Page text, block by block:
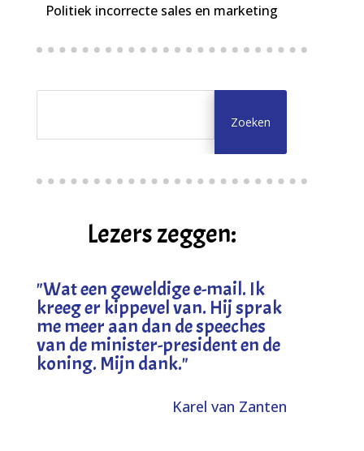
Politiek incorrecte sales en marketing
Lezers zeggen:
"Wat een geweldige e-mail. Ik
kreeg er kippevel van. Hij sprak
me meer aan dan de speeches
van de minister-president en de
koning. Mijn dank."
Karel van Zanten